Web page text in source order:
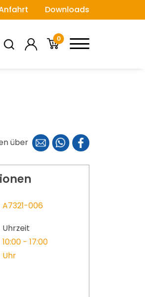
Downloads
0
über
A7321-006
Uhrzeit
10:00 - 17:00
Uhr